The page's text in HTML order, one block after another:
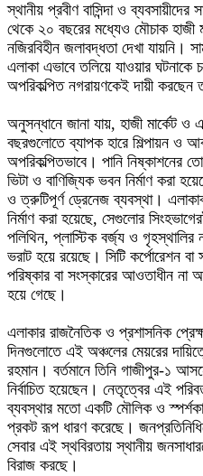
‎স্থানীয় প্রবীণ বাসিন্দা ও
থেকে ২০ বছরের মধ্যেও মৌচাক হাজী
নজিরবিহীন জলাবদ্ধতা দেখা যায়নি।
এলাকা এভাবে তলিয়ে যাওয়ার ঘটনাকে
অপরিকল্পিত নগরায়ণকেই দায়ী করছেন
‎অনুসন্ধানে জানা যায়, হাজী মার্কেট
বছরগুলোতে ব্যাপক হারে শিল্পায়ন ও
অপরিকল্পিতভাবে। পানি নিষ্কাশনের
ভিটা ও বাণিজ্যিক ভবন নির্মাণ করা
ও ত্রুটিপূর্ণ ড্রেনেজ ব্যবস্থা।
নির্মাণ করা হয়েছে, সেগুলোর
পলিথিন, প্লাস্টিক বর্জ্য ও
ভরাট হয়ে রয়েছে। সিটি কর্পোরেশন
পরিষ্কার বা সংস্কারের আওতাধীন না
হয়ে গেছে।
‎এলাকার রাজনৈতিক ও প্রশাসনিক
দিনগুলোতে এই অঞ্চলের মেয়রের
রহমান। বর্তমানে তিনি গাজীপুর-১
নির্বাচিত হয়েছেন। নেতৃত্বের এই
ব্যবস্থার মতো একটি মৌলিক ও
প্রকট রূপ ধারণ করেছে।
সেবার এই স্থবিরতায় স্থানীয়
বিরাজ করছে।